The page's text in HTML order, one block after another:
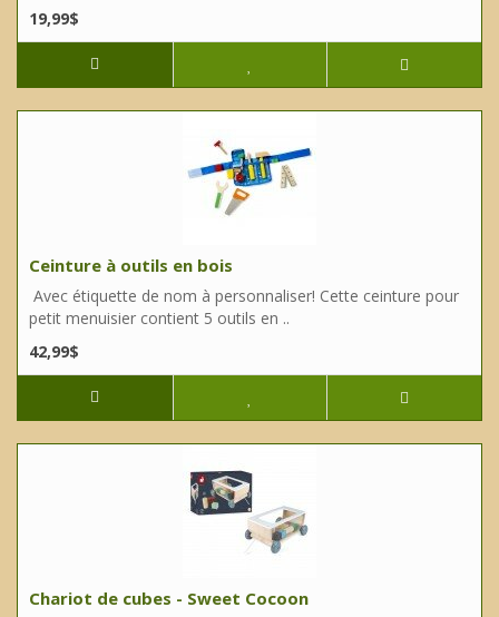
19,99$
Ceinture à outils en bois
Avec étiquette de nom à personnaliser! Cette ceinture pour
petit menuisier contient 5 outils en ..
42,99$
Chariot de cubes - Sweet Cocoon